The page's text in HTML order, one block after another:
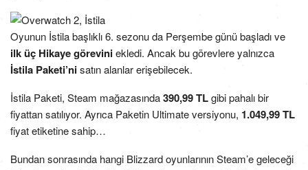
Oyunun İstila başlıklı 6. sezonu da Perşembe günü başladı ve
ilk üç Hikaye göreviniekledi. Ancak bu görevlere yalnızca
İstila Paketi’nisatın alanlar erişebilecek.
İstila Paketi, Steam mağazasında390,99 TLgibi pahalı bir
fiyattan satılıyor. Ayrıca Paketin Ultimate versiyonu, 1.049,99 TL
fiyat etiketine sahip…
Bundan sonrasında hangi Blizzard oyunlarının Steam’e geleceği